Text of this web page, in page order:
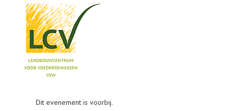
PRAKTIJKONDERZOEK
Dit evenement is voorbij.